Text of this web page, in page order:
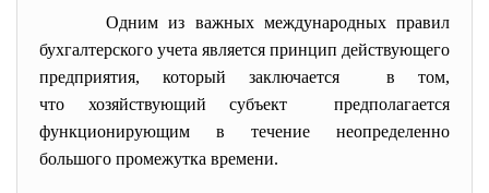
Одним из важных международных правил
бухгалтерского учета является принцип действующего
предприятия, который заключается в том,
что хозяйствующий субъект предполагается
функционирующим в течение неопределенно
большого промежутка времени.